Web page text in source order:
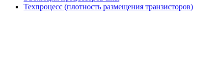
Техпроцесс (плотность размещения транзисторов)